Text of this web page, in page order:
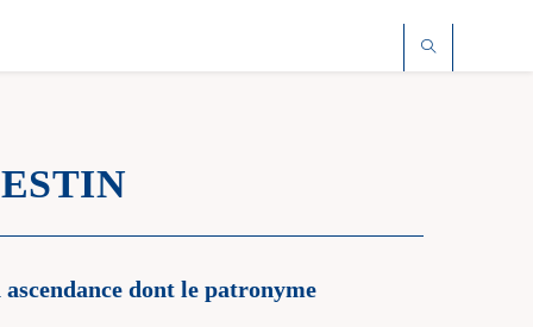
dont le patronyme